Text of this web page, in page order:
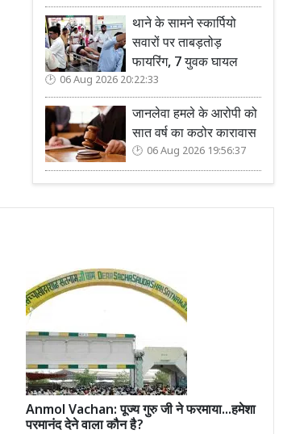
थाने के सामने स्कार्पियो
सवारों पर ताबड़तोड़
फायरिंग, 7 युवक घायल
06 Aug 2026 20:22:33
जानलेवा हमले के आरोपी को
सात वर्ष का कठोर कारावास
06 Aug 2026 19:56:37
Anmol Vachan: पूज्य गुरु जी ने फरमाया...हमेशा
परमानंद देने वाला कौन है?